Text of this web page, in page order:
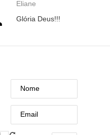
Eliane
Glória Deus!!!